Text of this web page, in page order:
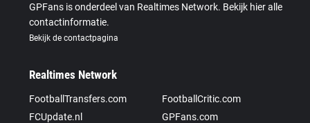
GPFans is onderdeel van Realtimes Network. Bekijk hier alle
contactinformatie.
Bekijk de contactpagina
Realtimes Network
FootballTransfers.com
FootballCritic.com
FCUpdate.nl
GPFans.com